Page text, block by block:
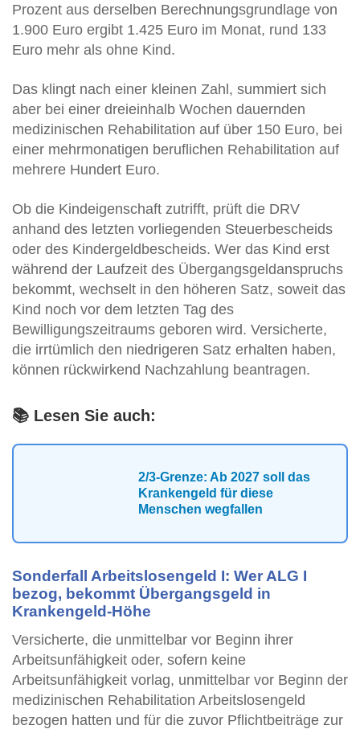
Prozent aus derselben Berechnungsgrundlage von
1.900 Euro ergibt 1.425 Euro im Monat, rund 133
Euro mehr als ohne Kind.
Das klingt nach einer kleinen Zahl, summiert sich
aber bei einer dreieinhalb Wochen dauernden
medizinischen Rehabilitation auf über 150 Euro, bei
einer mehrmonatigen beruflichen Rehabilitation auf
mehrere Hundert Euro.
Ob die Kindeigenschaft zutrifft, prüft die DRV
anhand des letzten vorliegenden Steuerbescheids
oder des Kindergeldbescheids. Wer das Kind erst
während der Laufzeit des Übergangsgeldanspruchs
bekommt, wechselt in den höheren Satz, soweit das
Kind noch vor dem letzten Tag des
Bewilligungszeitraums geboren wird. Versicherte,
die irrtümlich den niedrigeren Satz erhalten haben,
können rückwirkend Nachzahlung beantragen.
📚 Lesen Sie auch:
2/3-Grenze: Ab 2027 soll das
Krankengeld für diese
Menschen wegfallen
Sonderfall Arbeitslosengeld I: Wer ALG I
bezog, bekommt Übergangsgeld in
Krankengeld-Höhe
Versicherte, die unmittelbar vor Beginn ihrer
Arbeitsunfähigkeit oder, sofern keine
Arbeitsunfähigkeit vorlag, unmittelbar vor Beginn der
medizinischen Rehabilitation Arbeitslosengeld
bezogen hatten und für die zuvor Pflichtbeiträge zur